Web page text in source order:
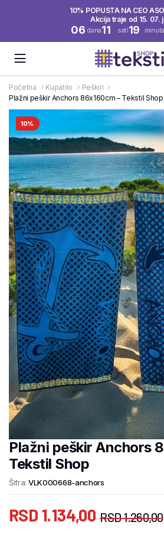
10% POPUSTA NA CEO
Akcija traje od 15. 07.
06 dana11 sati19 minuta
Početna Kupatilo
Peškiri
Plažni peškir Anchors 86x160cm – Tekstil Shop
10%
Plažni peškir Anchors
Tekstil Shop
Šifra: VLK000668-anchors
RSD1.260,00
RSD 1.134,00